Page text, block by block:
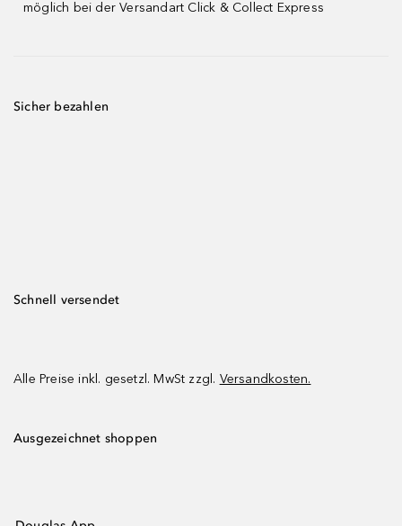
möglich bei der Versandart Click & Collect Express
Sicher bezahlen
Schnell versendet
Alle Preise inkl. gesetzl. MwSt zzgl. Versandkosten.
Ausgezeichnet shoppen